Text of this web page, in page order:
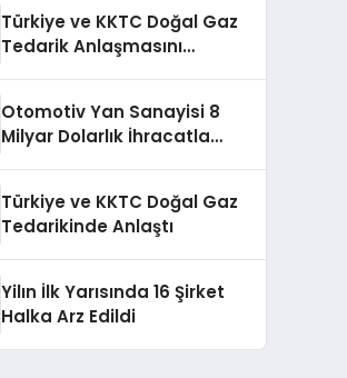
Türkiye ve KKTC Doğal Gaz
Tedarik Anlaşmasını
Otomotiv Yan Sanayisi 8
Milyar Dolarlık İhracatla
Türkiye ve KKTC Doğal Gaz
Tedarikinde Anlaştı
Yilın İlk Yarısında 16 Şirket
Halka Arz Edildi